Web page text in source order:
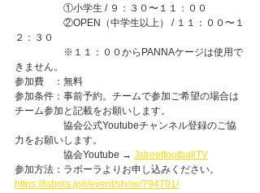
①小学生 / ９：３０〜１１：００
②OPEN（中学生以上） / １１：００〜１
２：３０
※１１：００からPANNAケージは使用で
きません。
参加費　：無料
参加条件：事前予約。チームで参加ご希望の場合は
チーム参加と記載をお願いします。
協会公式Youtubeチャンネル登録のご協
力をお願いします。
協会Youtube → JstreetfootballTV
参加方法：ラボーラよりお申し込みください。
https://labola.jp/r/event/show/794791/